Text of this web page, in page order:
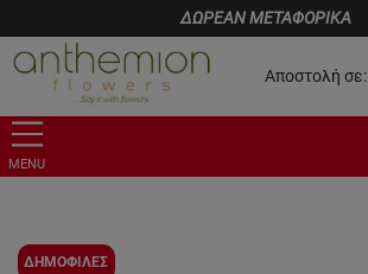
ΔΩΡΕΑΝ ΜΕΤΑΦΟΡΙΚΑ
Αποστολή σε:
MENU
ΔΗΜΟΦΙΛΕΣ